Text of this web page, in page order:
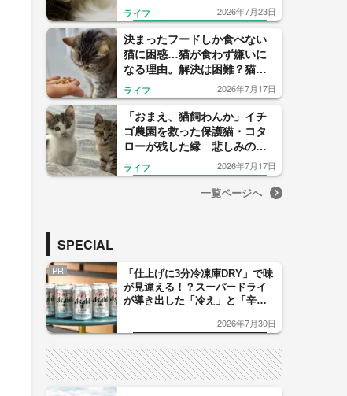
づくろいする複雑な心理
ライフ 2026年7月23日
決まったフードしか食べない
猫に困惑…猫が食わず嫌いに
なる理由。解決は困難？猫に
も“食育”が大切だった！
ライフ 2026年7月17日
「おまえ、猫飼わんか」イチ
ゴ農園を救った保護猫・コタ
ローが残した縁 悲しみの先
ではじまったムギくんとコナ
ツちゃんの物語
ライフ 2026年7月17日
一覧ページへ
SPECIAL
PR
「仕上げに3分冷凍庫DRY」で味
が見違える！？スーパードライ
が導き出した「冷え」と「辛
した「辛口カーブ」が飲み頃の
2026年7月30日